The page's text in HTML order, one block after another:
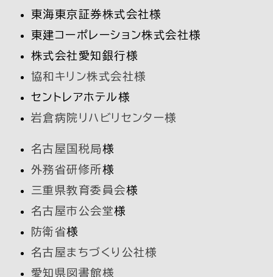
東海東京証券株式会社様
東建コーポレーション株式会社様
株式会社 愛知銀行様
協和キリン株式会社様
セントレアホテル様
岩倉病院リハビリセンター様
名古屋国税局様
外務省研修所様
三重県教育委員会様
名古屋市公会堂様
防衛省様
名古屋まちづくり公社様
愛知県図書館様